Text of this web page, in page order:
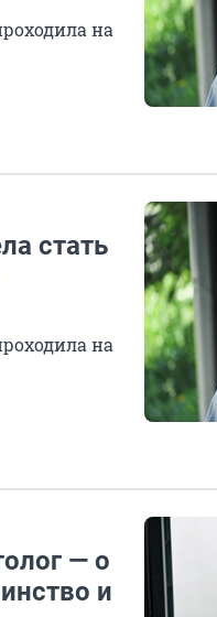
на
стать
на
— о
и